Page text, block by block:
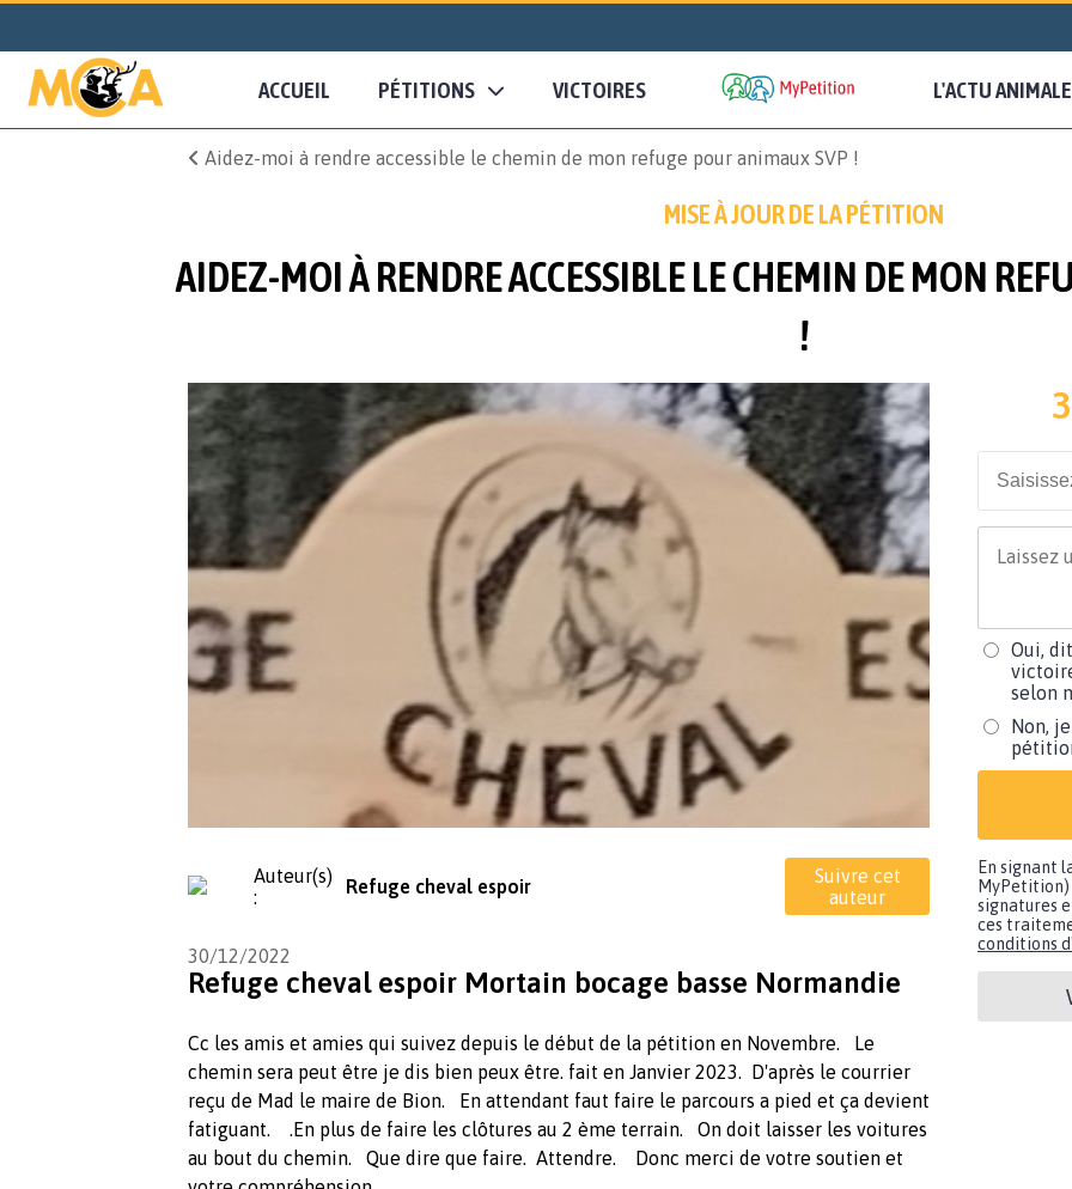
ACCUEIL PÉTITIONS VICTOIRES L'ACTU ANIMALE
Aidez-moi à rendre accessible le chemin de mon refuge pour animaux SVP !
MISE À JOUR DE LA PÉTITION
AIDEZ-MOI À RENDRE ACCESSIBLE LE CHEMIN DE MON
!
Auteur(s)
:
Refuge cheval espoir
Suivre cet
auteur
30/12/2022
Refuge cheval espoir Mortain bocage basse Normandie
Cc les amis et amies qui suivez depuis le début de la pétition en Novembre. Le
chemin sera peut être je dis bien peux être. fait en Janvier 2023. D'après le courrier
reçu de Mad le maire de Bion. En attendant faut faire le parcours a pied et ça devient
fatiguant. .En plus de faire les clôtures au 2 ème terrain. On doit laisser les voitures
au bout du chemin. Que dire que faire. Attendre. Donc merci de votre soutien et
Oui,
selon
Non,
En signant
MyPetition)
signatures
ces
conditions